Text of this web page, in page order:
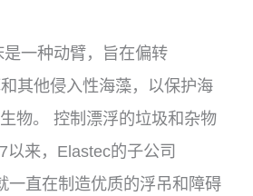
一种动臂，旨在偏转
其他侵入性海藻，以保护海
物。 控制漂浮的垃圾和杂物
以来，Elastec的子公司
一直在制造优质的浮吊和障碍